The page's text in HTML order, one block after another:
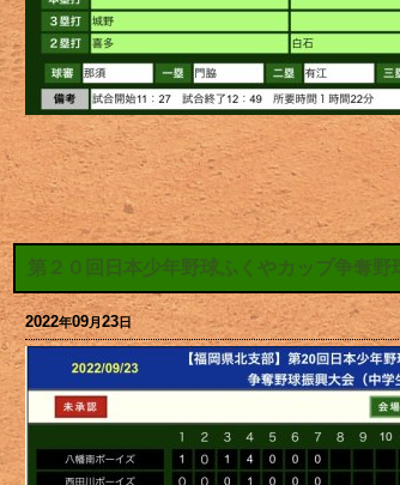
第２０回日本少年野球ふくやカップ争奪
2022年09月23日